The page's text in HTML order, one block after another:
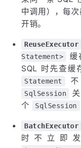
中调用），每
开销。
ReuseExecutor
Statement>
缓
SQL 时先查缓
Statement
SqlSession
个
SqlSession
BatchExecutor
时不立即